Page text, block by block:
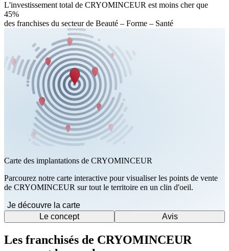
L'investissement total de CRYOMINCEUR est moins cher que
45%
des franchises du secteur de Beauté – Forme – Santé
Carte des implantations de CRYOMINCEUR
Parcourez notre carte interactive pour visualiser les points de vente
de CRYOMINCEUR sur tout le territoire en un clin d'oeil.
Je découvre la carte
Le concept
Avis
Les franchisés de CRYOMINCEUR